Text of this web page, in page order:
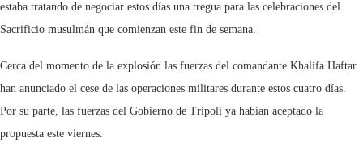
estaba tratando de negociar estos días una tregua para las celebraciones del
Sacrificio musulmán que comienzan este fin de semana.
Cerca del momento de la explosión las fuerzas del comandante Khalifa Haftar
han anunciado el cese de las operaciones militares durante estos cuatro días.
Por su parte, las fuerzas del Gobierno de Trípoli ya habían aceptado la
propuesta este viernes.